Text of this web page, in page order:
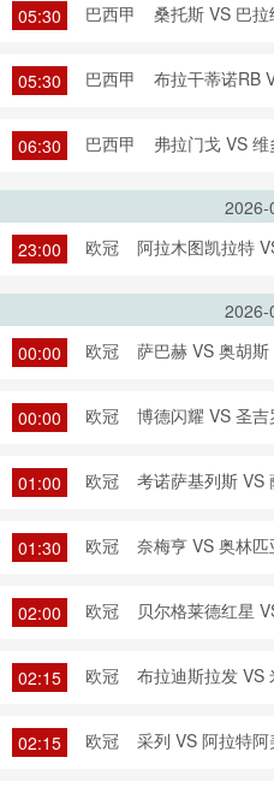
05:30 巴西甲 桑托斯 VS 巴
05:30 巴西甲 布拉干蒂诺RB
06:30 巴西甲 弗拉门戈 VS 维
2026-
23:00
欧冠 阿拉木图凯拉特
2026-
00:00
欧冠 萨巴赫 VS 奥胡斯
00:00 欧冠 博德闪耀 VS 圣吉
01:00 欧冠 考诺萨基列斯 VS
01:30 欧冠 奈梅亨 VS 奥林
02:00 欧冠 贝尔格莱德红星
02:15 欧冠 布拉迪斯拉发 VS
02:15 欧冠 采列 VS 阿拉特阿